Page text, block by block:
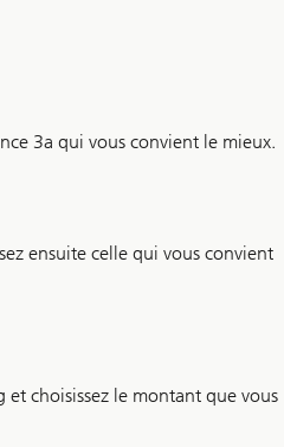
3a qui vous convient le mieux.
ensuite celle qui vous convient
et choisissez le montant que vous